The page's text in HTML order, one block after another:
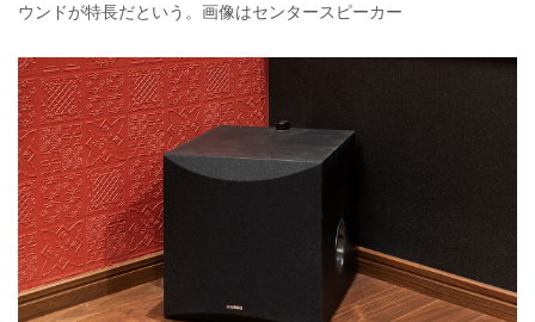
ウンドが特長だという。画像はセンタースピーカー